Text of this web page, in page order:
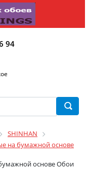
94
SHINHAN
на бумажной основе
основе Обои